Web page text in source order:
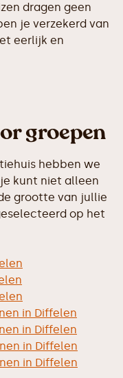
dragen geen
je verzekerd van
eerlijk en
groepen
hebben we
kunt niet alleen
grootte van jullie
op het
in Diffelen
in Diffelen
in Diffelen
in Diffelen